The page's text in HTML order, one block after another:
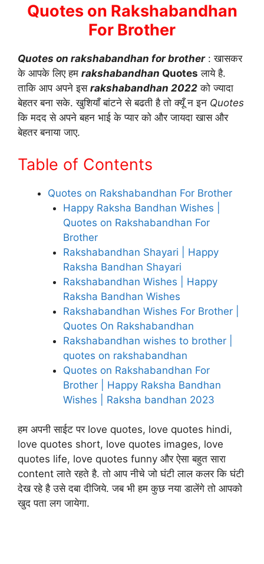
Quotes on Rakshabandhan
For Brother
Quotes on rakshabandhan for brother: खासकर
के आपके लिए हम rakshabandhan Quotes लाये है.
ताकि आप अपने इस rakshabandhan 2022 को ज्यादा
बेहतर बना सके. खुशियाँ बांटने से बढती है तो क्यूँ न इन Quotes
कि मदद से अपने बहन भाई के प्यार को और जायदा खास और
बेहतर बनाया जाए.
Table of Contents
Quotes on Rakshabandhan For Brother
Happy Raksha Bandhan Wishes |
Quotes on Rakshabandhan For
Brother
Rakshabandhan Shayari | Happy
Raksha Bandhan Shayari
Rakshabandhan Wishes | Happy
Raksha Bandhan Wishes
Rakshabandhan Wishes For Brother |
Quotes On Rakshabandhan
Rakshabandhan wishes to brother |
quotes on rakshabandhan
Quotes on Rakshabandhan For
Brother | Happy Raksha Bandhan
Wishes | Raksha bandhan 2023
हम अपनी साईट पर love quotes, love quotes hindi,
love quotes short, love quotes images, love
quotes life, love quotes funny और ऐसा बहुत सारा
content लाते रहते है. तो आप नीचे जो घंटी लाल कलर कि घंटी
देख रहे है उसे दबा दीजिये. जब भी हम कुछ नया डालेंगे तो आपको
खुद पता लग जायेगा.